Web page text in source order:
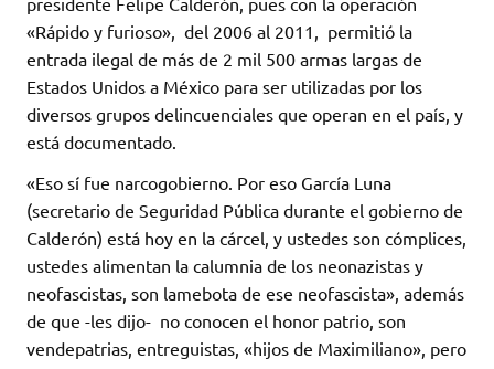
«Rápido y furioso», del 2006 al 2011, permitió la
entrada ilegal de más de 2 mil 500 armas largas de
Estados Unidos a México para ser utilizadas por los
diversos grupos delincuenciales que operan en el país, y
está documentado.
«Eso sí fue narcogobierno. Por eso García Luna
(secretario de Seguridad Pública durante el gobierno de
Calderón) está hoy en la cárcel, y ustedes son cómplices,
ustedes alimentan la calumnia de los neonazistas y
neofascistas, son lamebota de ese neofascista», además
de que -les dijo- no conocen el honor patrio, son
vendepatrias, entreguistas, «hijos de Maximiliano», pero